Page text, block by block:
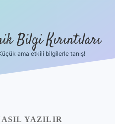
Bilgi Kırıntıları
ama etkili bilgilerle tanış!
YAZILIR